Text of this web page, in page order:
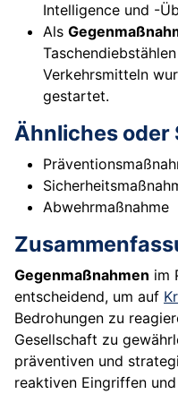
Intelligence und -
Als
Verkehrsmitteln
gestartet.
Ähnliches oder
Abwehrmaßnahme
Gegenmaßnahmen im
entscheidend, um auf
Bedrohungen zu
Gesellschaft zu
präventiven und
reaktiven Eingriffen